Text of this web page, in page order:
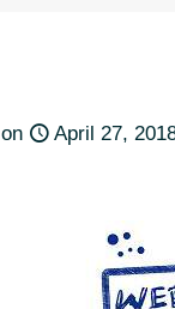
on April 27,